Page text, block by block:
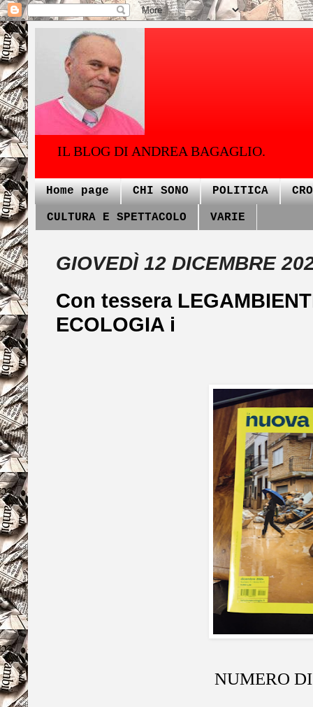
IL BLOG DI ANDREA BAGAGLIO.
Home page CHI SONO POLITICA
CULTURA E SPETTACOLO VARIE
GIOVEDÌ 12 DICEMBRE
Con tessera
ECOLOGIA i
NUMERO